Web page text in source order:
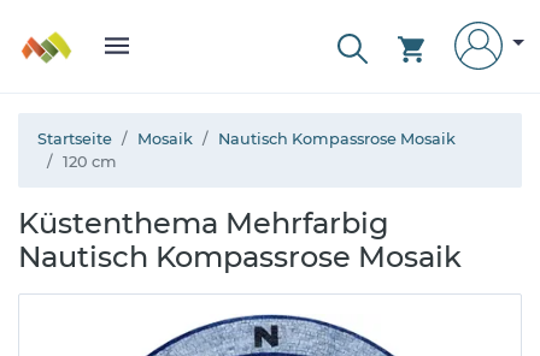
Startseite Mosaik
Nautisch Kompassrose Mosaik
120 cm
Küstenthema Mehrfarbig
Nautisch Kompassrose Mosaik